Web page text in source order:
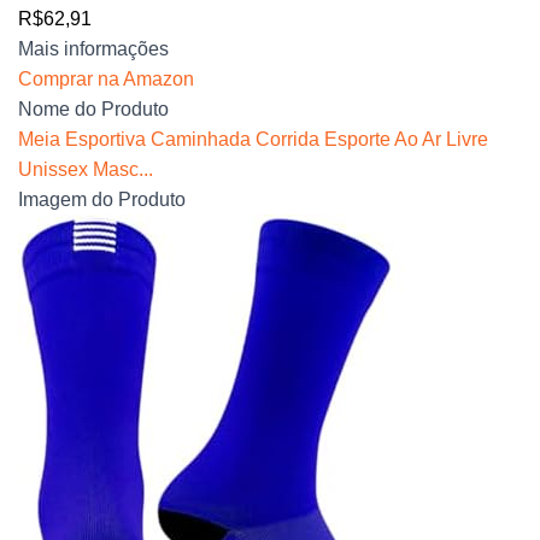
R$62,91
Mais informações
Comprar na Amazon
Nome do Produto
Meia Esportiva Caminhada Corrida Esporte Ao Ar Livre
Unissex Masc...
Imagem do Produto